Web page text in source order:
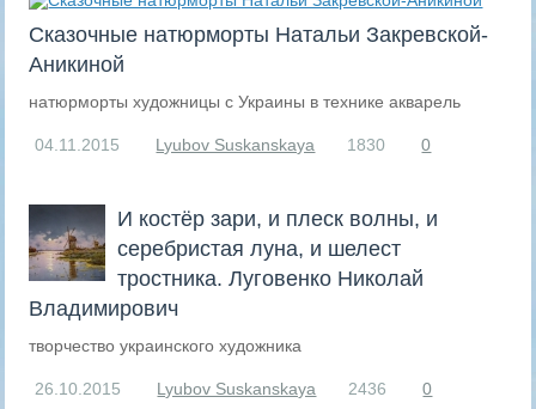
Сказочные натюрморты Натальи Закревской-
Аникиной
натюрморты художницы с Украины в технике акварель
04.11.2015 Lyubov Suskanskaya 1830 0
И костёр зари, и плеск волны, и
серебристая луна, и шелест
тростника. Луговенко Николай
Владимирович
творчество украинского художника
26.10.2015 Lyubov Suskanskaya 2436 0